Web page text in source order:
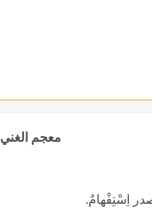
معجم الغني
اِسْتِفْهامٌ.